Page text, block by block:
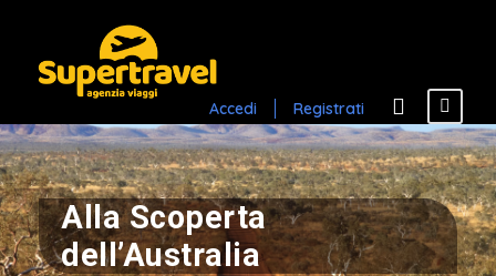
Accedi Registrati
Alla Scoperta
dell’Australia